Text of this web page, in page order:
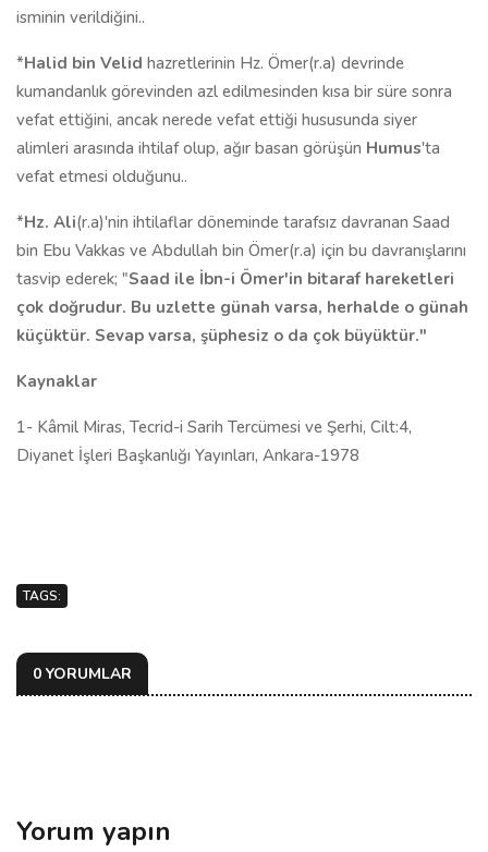
isminin verildiğini..
*Halid bin Velid hazretlerinin Hz. Ömer(r.a) devrinde
kumandanlık görevinden azl edilmesinden kısa bir süre sonra
vefat ettiğini, ancak nerede vefat ettiği hususunda siyer
alimleri arasında ihtilaf olup, ağır basan görüşün Humus'ta
vefat etmesi olduğunu..
*Hz. Ali(r.a)'nin ihtilaflar döneminde tarafsız davranan Saad
bin Ebu Vakkas ve Abdullah bin Ömer(r.a) için bu davranışlarını
tasvip ederek; "Saad ile İbn-i Ömer'in bitaraf hareketleri
çok doğrudur. Bu uzlette günah varsa, herhalde o günah
küçüktür. Sevap varsa, şüphesiz o da çok büyüktür."
Kaynaklar
1- Kâmil Miras, Tecrid-i Sarih Tercümesi ve Şerhi, Cilt:4,
Diyanet İşleri Başkanlığı Yayınları, Ankara-1978
TAGS:
0 YORUMLAR
Yorum yapın